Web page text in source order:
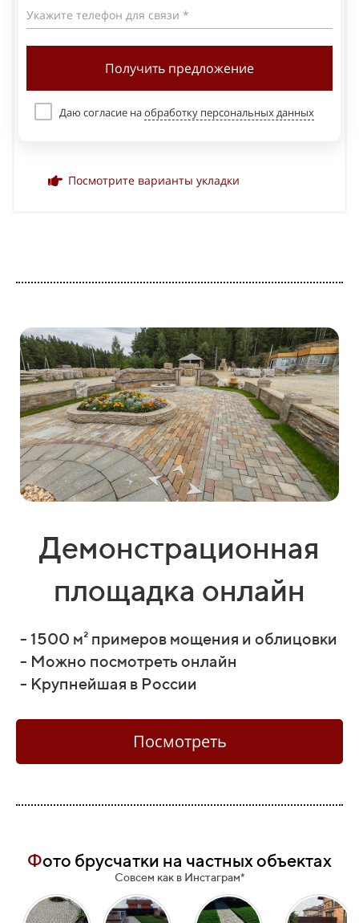
Укажите телефон для связи *
Получить предложение
Даю согласие наобработку персональных данных
Посмотрите варианты укладки
Демонстрационная
площадка онлайн
- 1500 м² примеров мощения и облицовки
- Можно посмотреть онлайн
- Крупнейшая в России
Посмотреть
Фото брусчатки на частных объектах
Совсем как в Инстаграм*